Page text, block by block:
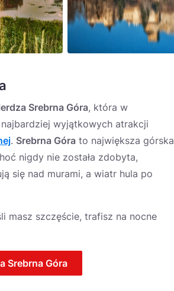
Srebrna Góra, która w
wyjątkowych atrakcji
. Srebrna Góra to największa górska
nigdy nie została zdobyta,
się nad murami, a wiatr hula po
masz szczęście, trafisz na nocne
Srebrna Góra